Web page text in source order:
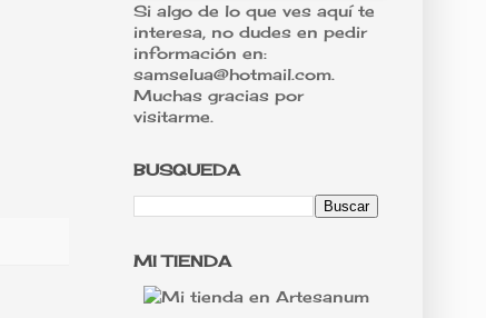
Si algo de lo que ves aquí te
interesa, no dudes en pedir
información en:
samselua@hotmail.com.
Muchas gracias por
visitarme.
BUSQUEDA
MI TIENDA